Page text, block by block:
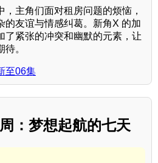
主角们面对租房问题的烦恼，
的友谊与情感纠葛。新角X 的加
了紧张的冲突和幽默的元素，让
。
至06集
：梦想起航的七天